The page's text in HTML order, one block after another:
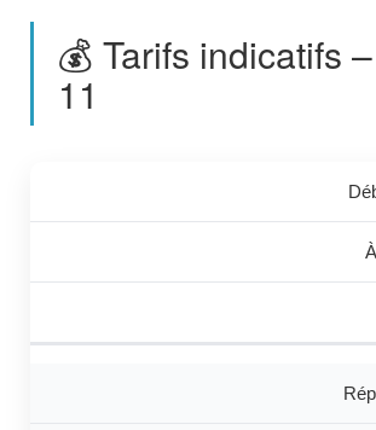
💰 Tarifs indicatifs
11